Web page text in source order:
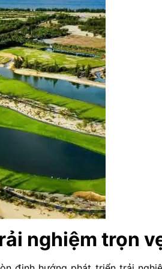
nghiệm trọn